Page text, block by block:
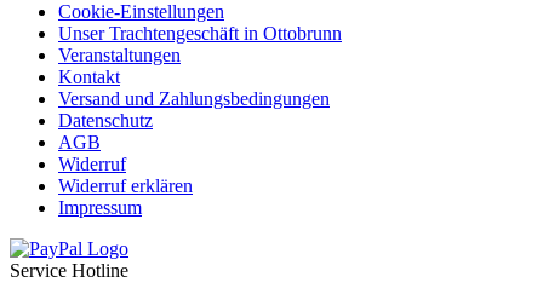
Cookie-Einstellungen
Unser Trachtengeschäft in Ottobrunn
Veranstaltungen
Kontakt
Versand und Zahlungsbedingungen
Datenschutz
AGB
Widerruf
Widerruf erklären
Impressum
Service Hotline